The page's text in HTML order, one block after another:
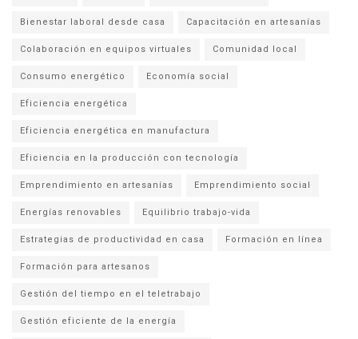
Bienestar laboral desde casa Capacitación en artesanías
Colaboración en equipos virtuales Comunidad local
Consumo energético Economía social
Eficiencia energética
Eficiencia energética en manufactura
Eficiencia en la producción con tecnología
Emprendimiento en artesanías Emprendimiento social
Energías renovables Equilibrio trabajo-vida
Estrategias de productividad en casa Formación en línea
Formación para artesanos
Gestión del tiempo en el teletrabajo
Gestión eficiente de la energía